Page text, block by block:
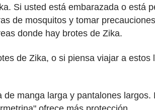
Si usted está embarazada o está
de mosquitos y tomar
donde hay brotes de Zika.
de Zika, o si piensa viajar a
de manga larga y pantalones